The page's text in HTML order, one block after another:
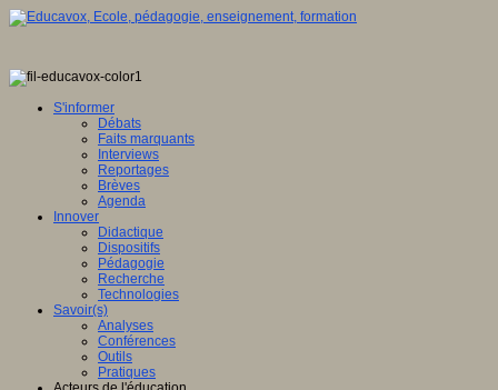
S'informer
Débats
Faits marquants
Interviews
Reportages
Brèves
Agenda
Innover
Didactique
Dispositifs
Pédagogie
Recherche
Technologies
Savoir(s)
Analyses
Conférences
Outils
Pratiques